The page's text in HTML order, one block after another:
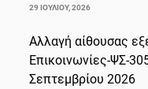
29 ΙΟΥΛΊΟΥ, 2026
Αλλαγή αίθουσας
Επικοινωνίες-ΨΣ-
Σεπτεμβρίου 2026